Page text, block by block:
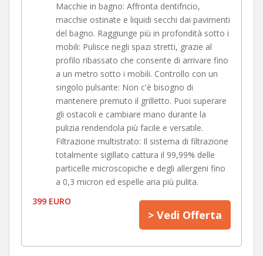
Macchie in bagno: Affronta dentifricio,
macchie ostinate e liquidi secchi dai pavimenti
del bagno. Raggiunge più in profondità sotto i
mobili: Pulisce negli spazi stretti, grazie al
profilo ribassato che consente di arrivare fino
a un metro sotto i mobili. Controllo con un
singolo pulsante: Non c'è bisogno di
mantenere premuto il grilletto. Puoi superare
gli ostacoli e cambiare mano durante la
pulizia rendendola più facile e versatile.
Filtrazione multistrato: Il sistema di filtrazione
totalmente sigillato cattura il 99,99% delle
particelle microscopiche e degli allergeni fino
a 0,3 micron ed espelle aria più pulita.
399 EURO
> Vedi Offerta